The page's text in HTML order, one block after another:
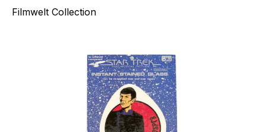
Filmwelt Collection